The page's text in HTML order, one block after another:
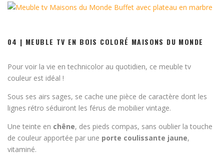
04 | MEUBLE TV EN BOIS COLORÉ MAISONS DU MONDE
Pour voir la vie en technicolor au quotidien, ce meuble tv
couleur est idéal !
Sous ses airs sages, se cache une pièce de caractère dont les
lignes rétro séduiront les férus de mobilier vintage.
Une teinte en chêne, des pieds compas, sans oublier la touche
de couleur apportée par une porte coulissante jaune,
vitaminé.